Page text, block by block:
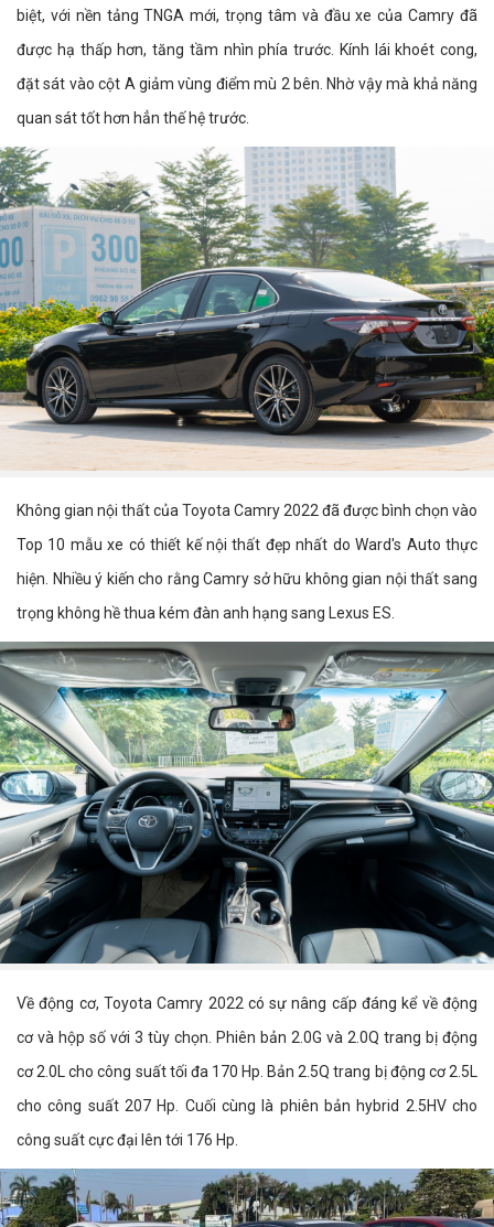
biệt, với nền tảng TNGA mới, trọng tâm và đầu xe của Camry đã
được hạ thấp hơn, tăng tầm nhìn phía trước. Kính lái khoét cong,
đặt sát vào cột A giảm vùng điểm mù 2 bên. Nhờ vậy mà khả năng
quan sát tốt hơn hẳn thế hệ trước.
Không gian nội thất của Toyota Camry 2022 đã được bình chọn vào
Top 10 mẫu xe có thiết kế nội thất đẹp nhất do Ward's Auto thực
hiện. Nhiều ý kiến cho rằng Camry sở hữu không gian nội thất sang
trọng không hề thua kém đàn anh hạng sang Lexus ES.
Về động cơ, Toyota Camry 2022 có sự nâng cấp đáng kể về động
cơ và hộp số với 3 tùy chọn. Phiên bản 2.0G và 2.0Q trang bị động
cơ 2.0L cho công suất tối đa 170 Hp. Bản 2.5Q trang bị động cơ 2.5L
cho công suất 207 Hp. Cuối cùng là phiên bản hybrid 2.5HV cho
công suất cực đại lên tới 176 Hp.